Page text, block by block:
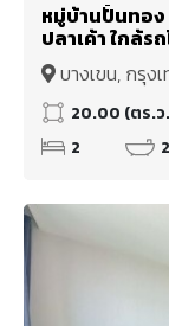
หมู่บ้านปั้นทอง
ปลาเค้า ใกล้
บางเขน, กรุง
20.00 (ตร.ว
2
2